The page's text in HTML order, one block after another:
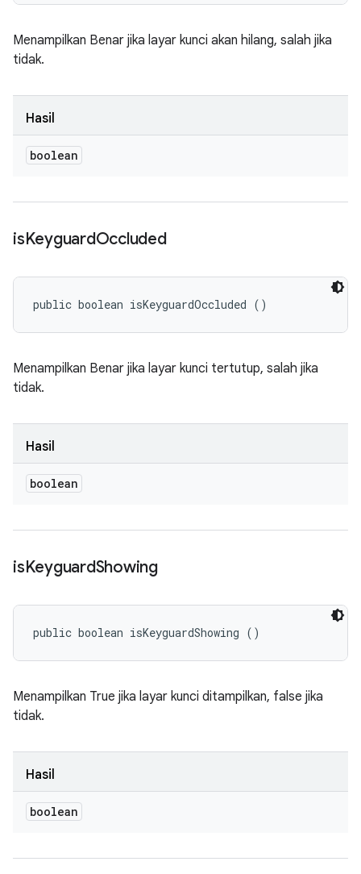
Menampilkan Benar jika layar kunci akan hilang, salah jika
tidak.
Hasil
boolean
isKeyguardOccluded
public boolean isKeyguardOccluded ()
Menampilkan Benar jika layar kunci tertutup, salah jika
tidak.
Hasil
boolean
isKeyguardShowing
public boolean isKeyguardShowing ()
Menampilkan True jika layar kunci ditampilkan, false jika
tidak.
Hasil
boolean